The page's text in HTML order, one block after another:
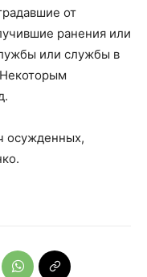
от
ранения или
или службы в
осужденных,